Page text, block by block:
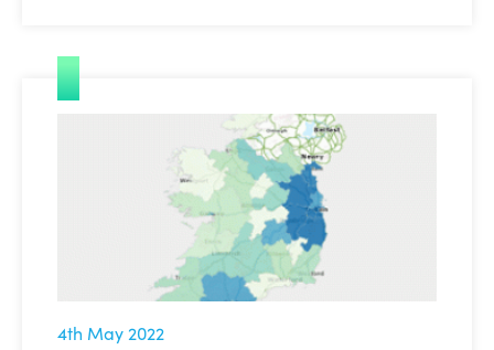
Mapaí Scoilnet – Sraith Nua ar Mhná i Rialtas Áitiúil
4th May 2022